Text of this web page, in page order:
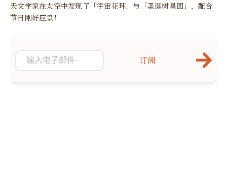
天文学家在太空中发现了「宇宙花环」与「圣诞树星团」，配合
节日刚好应景！
订阅